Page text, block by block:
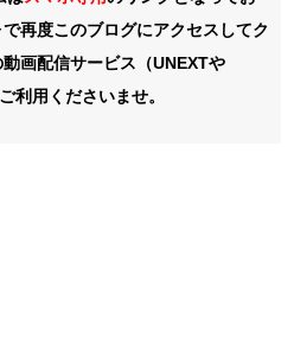
再度このブログにアクセスしてク
画配信サービス（UNEXTや
利用くださいませ。